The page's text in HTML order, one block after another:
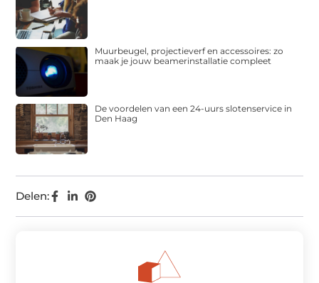
Delen:
Muurbeugel, projectieverf en accessoires: zo
maak je jouw beamerinstallatie compleet
De voordelen van een 24-uurs slotenservice in
Den Haag